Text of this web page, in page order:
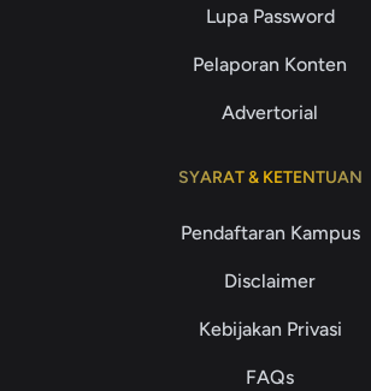
Lupa Password
Pelaporan Konten
Advertorial
SYARAT & KETENTUAN
Pendaftaran Kampus
Disclaimer
Kebijakan Privasi
FAQs